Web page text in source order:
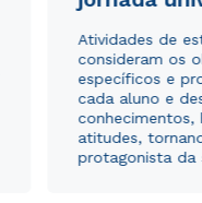
Atividades de
consideram os
específicos e
cada aluno e
conhecimentos,
atitudes,
protagonista da